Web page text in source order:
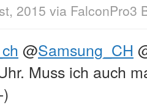
2015 via FalconPro3
@Samsung_CH
Muss ich auch